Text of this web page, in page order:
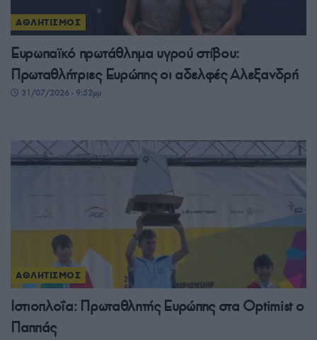
ΑΘΛΗΤΙΣΜΟΣ
Ευρωπαϊκό πρωτάθλημα υγρού στίβου:
Πρωταθλήτριες Ευρώπης οι αδελφές Αλεξανδρή
31/07/2026 - 9:52μμ
ΑΘΛΗΤΙΣΜΟΣ
Ιστιοπλοΐα: Πρωταθλητής Ευρώπης στα Optimist ο
Παππάς